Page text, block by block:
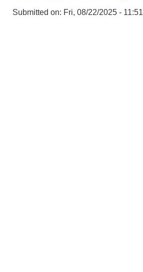
Submitted on: Fri, 08/22/2025 - 11:51